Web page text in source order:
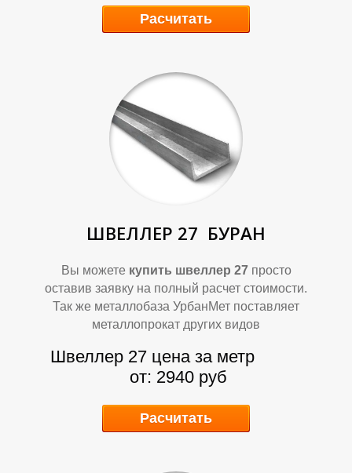
Б
А
Расчитать
ШВЕЛЛЕР 27 БУРАН
Вы можете купить швеллер 27просто
оставив заявку на полный расчет стоимости.
Так же металлобаза УрбанМет поставляет
металлопрокат других видов
Швеллер 27 цена за метр
от: 2940 руб
Расчитать
Б
А